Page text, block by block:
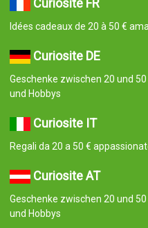
Idées cadeaux de 20 à 50 €
Curiosite DE
Geschenke zwischen 20 und
und Hobbys
Curiosite IT
Regali da 20 a 50 €
Curiosite AT
Geschenke zwischen 20 und
und Hobbys